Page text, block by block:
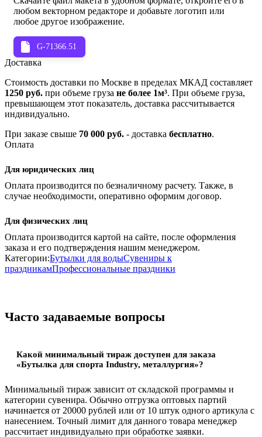
любом векторном редакторе и добавьте логотип или
любое другое изображение.
G-71366.51
Доставка
Стоимость доставки по Москве в пределах МКАД составляет
1250 руб. при объеме груза не более 1м³. При объеме груза,
превышающем этот показатель, доставка рассчитывается
индивидуально.
При заказе свыше 70 000 руб. - доставка бесплатно.
Оплата
Для юридических лиц
Оплата производится по безналичному расчету. Также, в
случае необходимости, оперативно оформим договор.
Для физических лиц
Оплата производится картой на сайте, после оформления
заказа и его подтверждения нашим менеджером.
Категории:Бутылки для водыСувениры к
праздникамПрофессиональные праздники
Часто задаваемые вопросы
Какой минимальный тираж доступен для заказа
«Бутылка для спорта Industry, металлургия»?
Минимальный тираж зависит от складской программы и
категории сувенира. Обычно отгрузка оптовых партий
начинается от 20000 рублей или от 10 штук одного артикула с
нанесением. Точный лимит для данного товара менеджер
рассчитает индивидуально при обработке заявки.